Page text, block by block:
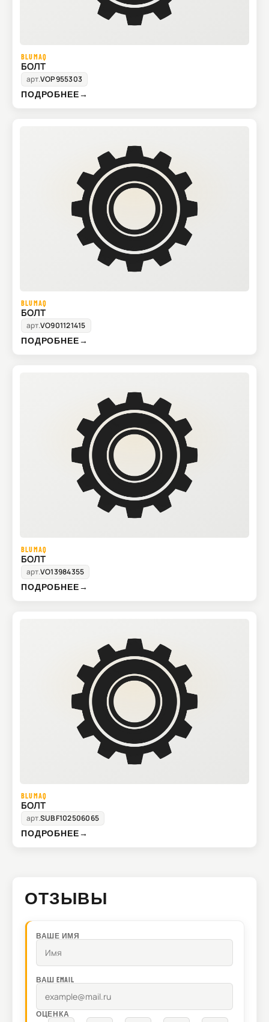
BLUMAQ
БОЛТ
арт.VOP955303
ПОДРОБНЕЕ→
BLUMAQ
БОЛТ
арт.VO901121415
ПОДРОБНЕЕ→
BLUMAQ
БОЛТ
арт.VO13984355
ПОДРОБНЕЕ→
BLUMAQ
БОЛТ
арт.SUBF102506065
ПОДРОБНЕЕ→
ОТЗЫВЫ
ВАШЕ ИМЯ
ВАШ EMAIL
ОЦЕНКА